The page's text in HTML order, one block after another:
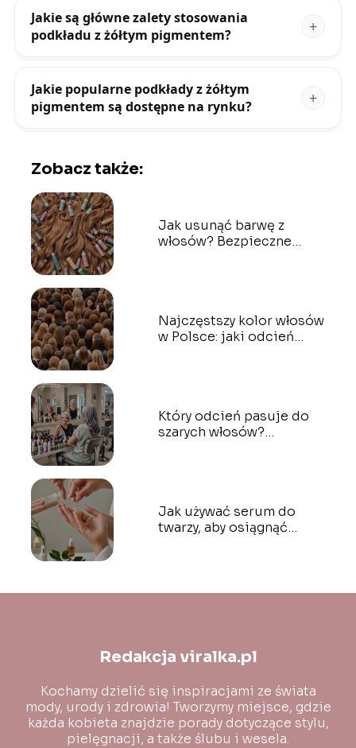
Jakie są główne zalety stosowania
podkładu z żółtym pigmentem?
Jakie popularne podkłady z żółtym
pigmentem są dostępne na rynku?
Zobacz także:
Jak usunąć barwę z
włosów? Bezpieczne
Najczęstszy kolor włosów
w Polsce: jaki odcień
Który odcień pasuje do
szarych włosów?
Jak używać serum do
twarzy, aby osiągnąć
Redakcja viralka.pl
Kochamy dzielić się inspiracjami ze świata
mody, urody i zdrowia! Tworzymy miejsce, gdzie
każda kobieta znajdzie porady dotyczące stylu,
pielęgnacji, a także ślubu i wesela.